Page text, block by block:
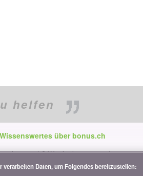
helfen
Wissenswertes über bonus.ch
ist bonus.ch? Wie funktionieren die
Presseanfragen, Partnerschaften,
verarbeiten Daten, um Folgendes bereitzustellen: